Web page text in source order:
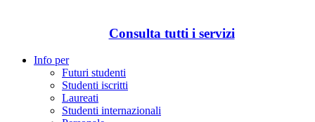
Consulta tutti i servizi
Info per
Futuri studenti
Studenti iscritti
Laureati
Studenti internazionali